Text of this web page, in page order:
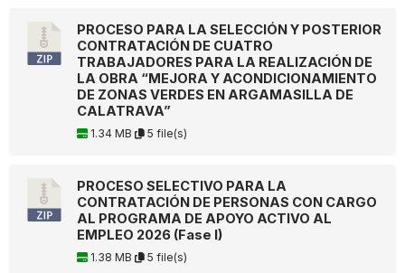
PROCESO PARA LA SELECCIÓN Y POSTERIOR
CONTRATACIÓN DE CUATRO
TRABAJADORES PARA LA REALIZACIÓN DE
LA OBRA “MEJORA Y ACONDICIONAMIENTO
DE ZONAS VERDES EN ARGAMASILLA DE
CALATRAVA”
1.34 MB 5 file(s)
PROCESO SELECTIVO PARA LA
CONTRATACIÓN DE PERSONAS CON CARGO
AL PROGRAMA DE APOYO ACTIVO AL
EMPLEO 2026 (Fase I)
1.38 MB 5 file(s)